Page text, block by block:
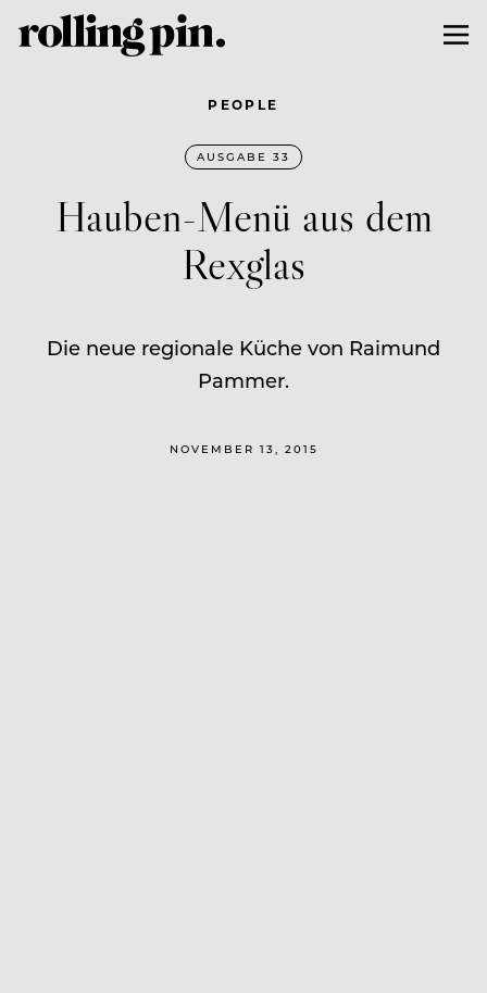
PEOPLE
AUSGABE 33
Hauben-Menü aus dem
Rexglas
Die neue regionale Küche von Raimund
Pammer.
NOVEMBER 13, 2015